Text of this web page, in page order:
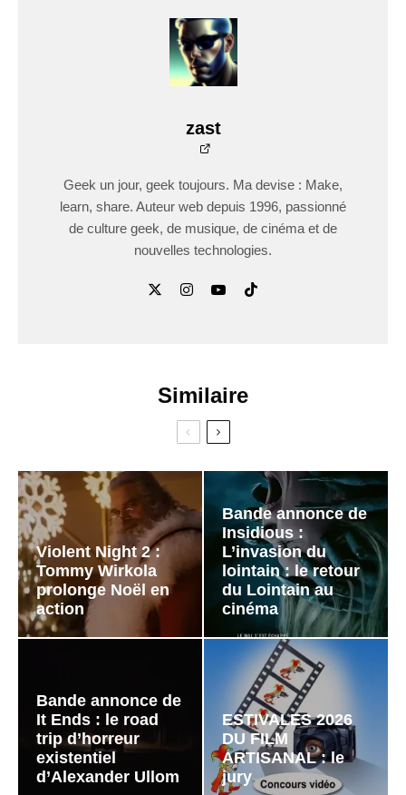
zast
Geek un jour, geek toujours. Ma devise : Make,
learn, share. Auteur web depuis 1996, passionné
de culture geek, de musique, de cinéma et de
nouvelles technologies.
Similaire
Violent Night 2 :
Tommy Wirkola
prolonge Noël en
action
Bande annonce de
Insidious :
L’invasion du
lointain : le retour
du Lointain au
cinéma
Bande annonce de
It Ends : le road
trip d’horreur
existentiel
d’Alexander Ullom
ESTIVALES 2026
DU FILM
ARTISANAL : le
jury